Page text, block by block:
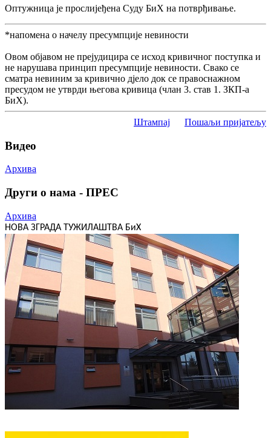
Оптужница је прослијеђена Суду БиХ на потврђивање.
*напомена о начелу пресумпције невиности
Овом објавом не прејудицира се исход кривичног поступка и
не нарушава принцип пресумпције невиности. Свако се
сматра невиним за кривично дјело док се правоснажном
пресудом не утврди његова кривица (члан 3. став 1. ЗКП-а
БиХ).
Штампај Пошаљи пријатељу
Видео
Архива
Други о нама - ПРЕС
Архива
НОВА ЗГРАДА ТУЖИЛАШТВА БиХ